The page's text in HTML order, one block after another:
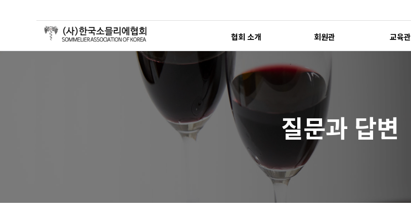
협회 소개 회원관 교육관
질문과 답변